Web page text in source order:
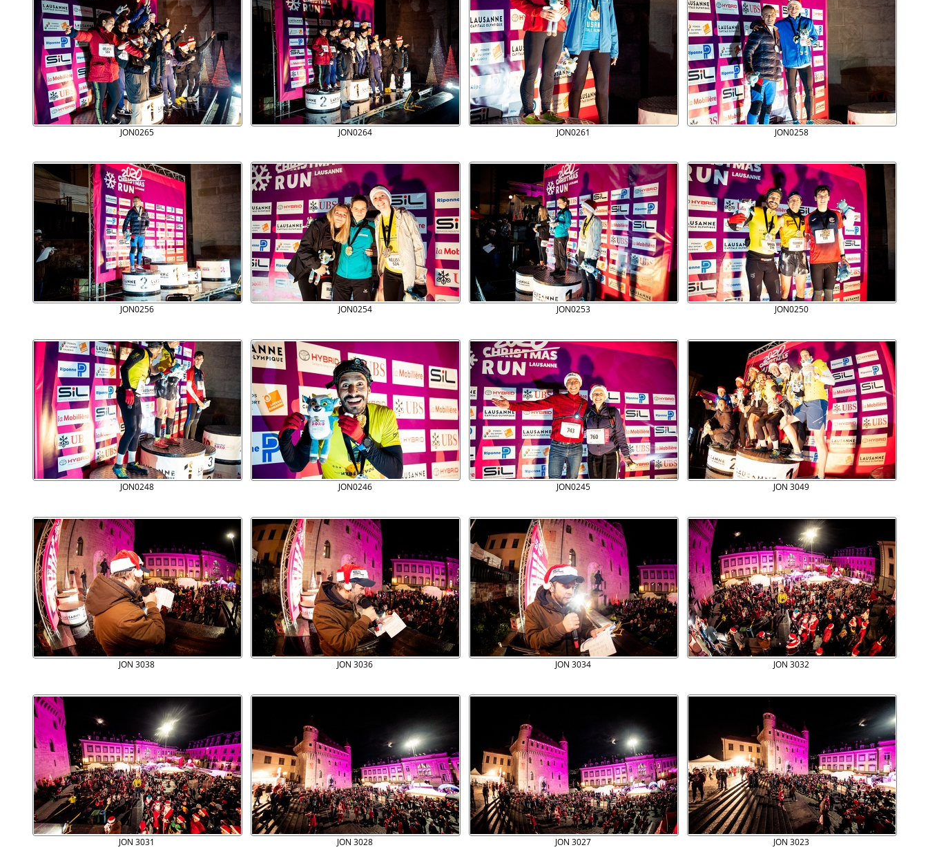
JON0265 JON0264 JON0261 JON0258
JON0256 JON0254 JON0253 JON0250
JON0248 JON0246 JON0245 JON 3049
JON 3038 JON 3036 JON 3034 JON 3032
JON 3031 JON 3028 JON 3027 JON 3023